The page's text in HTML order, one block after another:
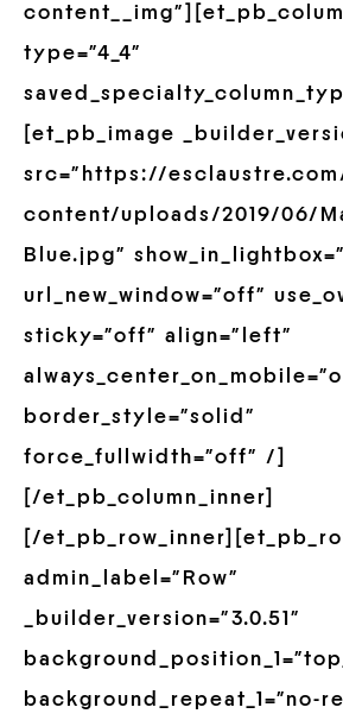
type=”4_4″
[et_pb_image
src=”https://
content/uploads/2019/06/
Blue.jpg”
url_new_window=”off”
sticky=”off” align=”left”
border_style=”solid”
force_fullwidth=”off” /]
[/et_pb_column_inner]
[/
admin_label=”Row”
_builder_version=”3.0.51″
background_repeat_1=”no-